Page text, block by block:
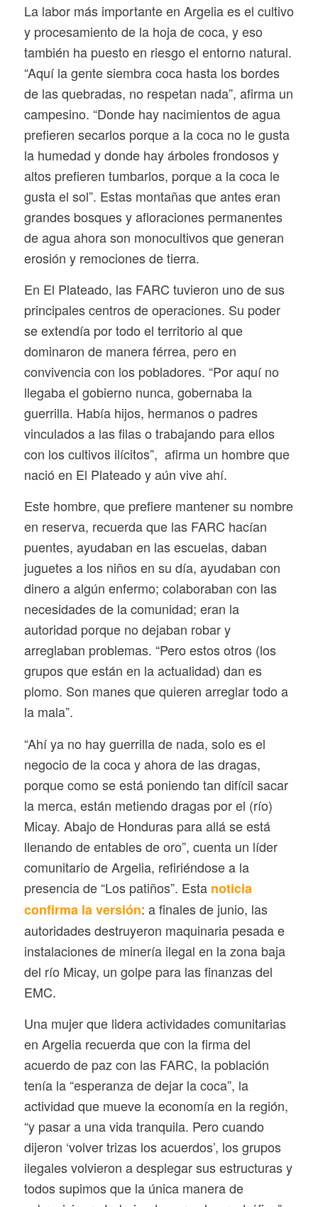
La labor más importante en Argelia es el cultivo
y procesamiento de la hoja de coca, y eso
también ha puesto en riesgo el entorno natural.
“Aquí la gente siembra coca hasta los bordes
de las quebradas, no respetan nada”, afirma un
campesino. “Donde hay nacimientos de agua
prefieren secarlos porque a la coca no le gusta
la humedad y donde hay árboles frondosos y
altos prefieren tumbarlos, porque a la coca le
gusta el sol”. Estas montañas que antes eran
grandes bosques y afloraciones permanentes
de agua ahora son monocultivos que generan
erosión y remociones de tierra.
En El Plateado, las FARC tuvieron uno de sus
principales centros de operaciones. Su poder
se extendía por todo el territorio al que
dominaron de manera férrea, pero en
convivencia con los pobladores. “Por aquí no
llegaba el gobierno nunca, gobernaba la
guerrilla. Había hijos, hermanos o padres
vinculados a las filas o trabajando para ellos
con los cultivos ilícitos”, afirma un hombre que
nació en El Plateado y aún vive ahí.
Este hombre, que prefiere mantener su nombre
en reserva, recuerda que las FARC hacían
puentes, ayudaban en las escuelas, daban
juguetes a los niños en su día, ayudaban con
dinero a algún enfermo; colaboraban con las
necesidades de la comunidad; eran la
autoridad porque no dejaban robar y
arreglaban problemas. “Pero estos otros (los
grupos que están en la actualidad) dan es
plomo. Son manes que quieren arreglar todo a
la mala”.
“Ahí ya no hay guerrilla de nada, solo es el
negocio de la coca y ahora de las dragas,
porque como se está poniendo tan difícil sacar
la merca, están metiendo dragas por el (río)
Micay. Abajo de Honduras para allá se está
llenando de entables de oro”, cuenta un líder
comunitario de Argelia, refiriéndose a la
presencia de “Los patiños”. Esta noticia
confirma la versión: a finales de junio, las
autoridades destruyeron maquinaria pesada e
instalaciones de minería ilegal en la zona baja
del río Micay, un golpe para las finanzas del
EMC.
Una mujer que lidera actividades comunitarias
en Argelia recuerda que con la firma del
acuerdo de paz con las FARC, la población
tenía la “esperanza de dejar la coca”, la
actividad que mueve la economía en la región,
“y pasar a una vida tranquila. Pero cuando
dijeron ‘volver trizas los acuerdos’, los grupos
ilegales volvieron a desplegar sus estructuras y
todos supimos que la única manera de